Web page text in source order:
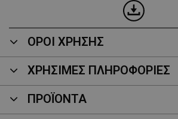
ΟΡΟΙ ΧΡΗΣΗΣ
ΧΡΗΣΙΜΕΣ ΠΛΗΡΟΦΟΡΙΕΣ
ΠΡΟΪΌΝΤΑ